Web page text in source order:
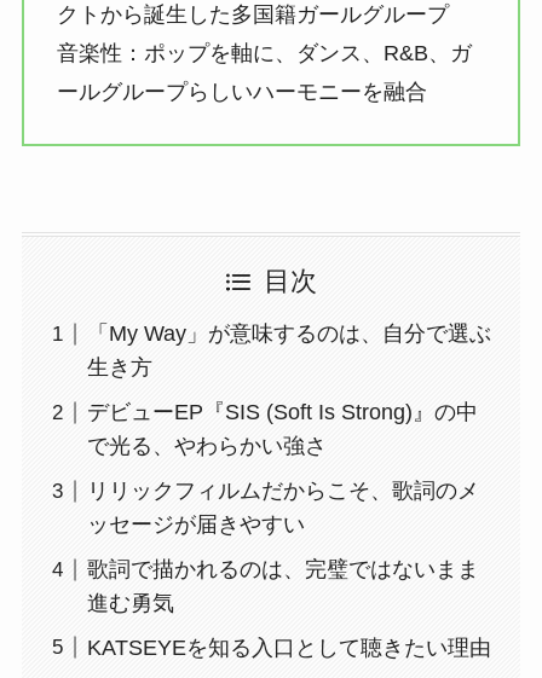
クトから誕生した多国籍ガールグループ
音楽性：ポップを軸に、ダンス、R&B、ガ
ールグループらしいハーモニーを融合
目次
「My Way」が意味するのは、自分で選ぶ
生き方
デビューEP『SIS (Soft Is Strong)』の中
で光る、やわらかい強さ
リリックフィルムだからこそ、歌詞のメ
ッセージが届きやすい
歌詞で描かれるのは、完璧ではないまま
進む勇気
KATSEYEを知る入口として聴きたい理由